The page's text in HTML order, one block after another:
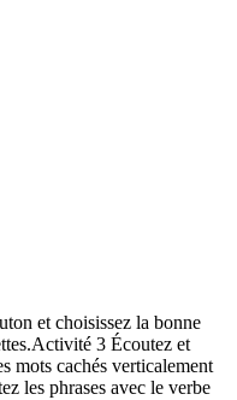
et choisissez la bonne
3 Écoutez et
mots cachés verticalement
les phrases avec le verbe